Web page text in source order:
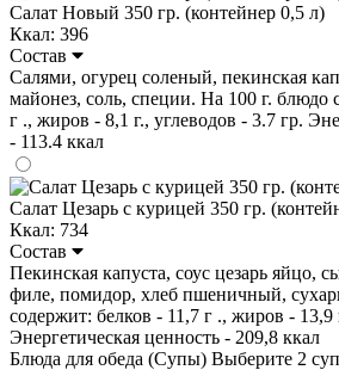
Салат Новый 350 гр. (контейнер 0,5 л)
Ккал: 396
Состав
Салями, огурец соленый, пекинская
майонез, соль, специи. На 100 г. блюдо
г ., жиров - 8,1 г., углеводов - 3.7 гр.
- 113.4 ккал
Салат Цезарь с курицей 350 гр.
Ккал: 734
Состав
Пекинская капуста, соус цезарь яйцо,
филе, помидор, хлеб пшеничный,
содержит: белков - 11,7 г ., жиров - 13,9
Энергетическая ценность - 209,8 ккал
Блюда для обеда (Супы) Выберите 2